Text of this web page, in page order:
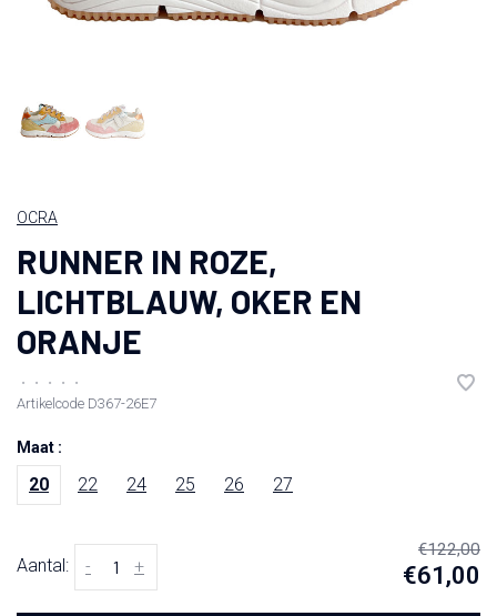
OCRA
RUNNER IN ROZE,
LICHTBLAUW, OKER EN
ORANJE
• • • •
•
Artikelcode D367-26E7
Maat :
20 22 24 25 26 27
Aantal: +
-
€122,00
€61,00